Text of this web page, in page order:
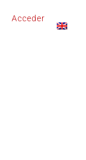
Acceder